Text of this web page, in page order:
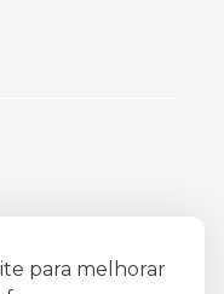
para melhorar